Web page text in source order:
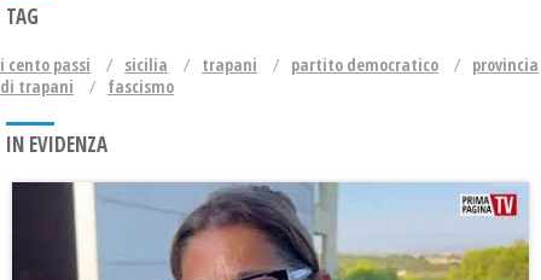
TAG
i cento passi sicilia trapani partito democratico
provincia
di trapani
fascismo
IN EVIDENZA